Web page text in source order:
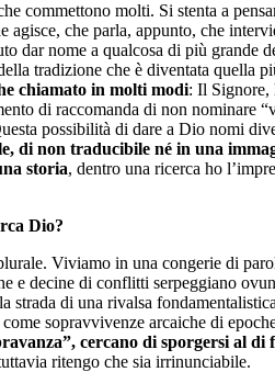
molti. Si stenta a
agisce, che parla, appunto, che
nome a qualcosa di più grande
tradizione che è diventata quella
chiamato in molti modi: Il Signore,
di raccomanda di non nominare
possibilità di dare a Dio nomi
di non traducibile né in una
storia, dentro una ricerca ho
Dio?
Viviamo in una congerie di
e decine di conflitti serpeggiano
di una rivalsa
sopravvivenze arcaiche di
cercano di sporgersi al
ritengo che sia irrinunciabile.